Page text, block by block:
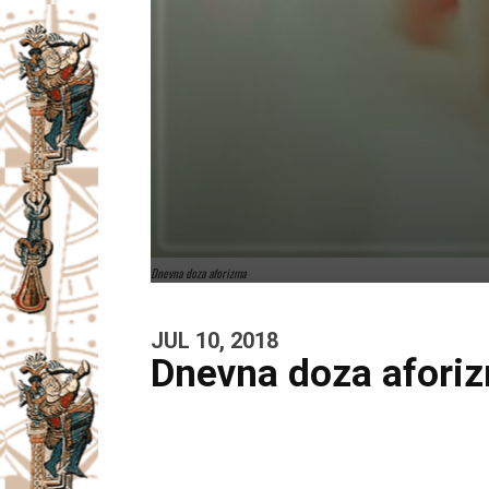
Dnevna doza aforizma
JUL 10, 2018
Dnevna doza